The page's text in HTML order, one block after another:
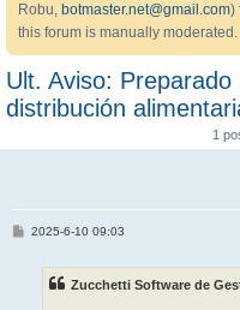
Robu, botmaster.net@gmail.com)
this forum is manually moderated.
Ult. Aviso:
distribución
1
P2025-6-10 09:03
Zucchetti Software de